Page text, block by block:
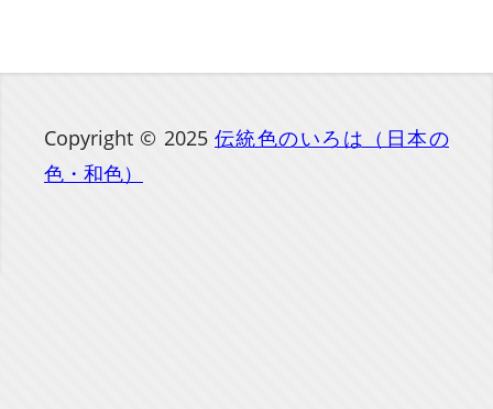
Copyright © 2025 伝統色のいろは（日本の
色・和色）